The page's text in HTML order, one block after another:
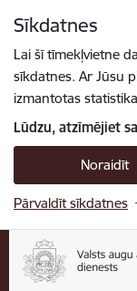
Sīkdatnes
Lai šī tīmekļvietne
sīkdatnes. Ar Jūsu
izmantotas
Lūdzu, atzīmējiet
Noraidīt
Pārvaldīt sīkdatnes